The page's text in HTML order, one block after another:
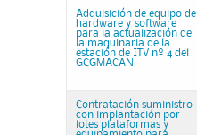
Adquisición de equipo de
hardware y software
para la actualización de
la maquinaria de la
estación de ITV nº 4 del
GCGMACAN
Contratación suministro
con implantación por
lotes plataformas y